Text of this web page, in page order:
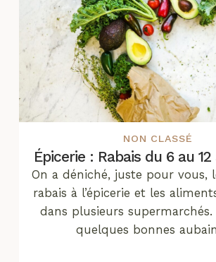
NON CLASSÉ
Épicerie : Rabais du 6 au
On a déniché, juste pour vous,
rabais à l’épicerie et les
dans plusieurs supermarchés.
quelques bonnes